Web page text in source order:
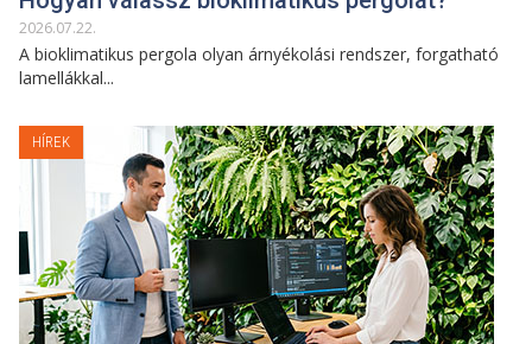
2026.07.22.
A bioklimatikus pergola olyan árnyékolási rendszer, forgatható
lamellákkal...
HÍREK